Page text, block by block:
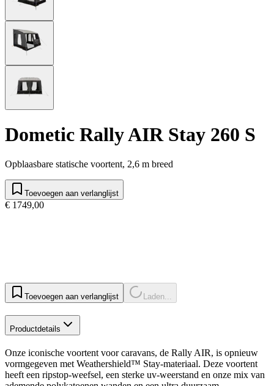
Dometic Rally AIR Stay 260 S
Opblaasbare statische voortent, 2,6 m breed
Toevoegen aan verlanglijst
€ 1749,00
Toevoegen aan verlanglijst Laden...
Productdetails
Onze iconische voortent voor caravans, de Rally AIR, is opnieuw
vormgegeven met Weathershield™ Stay-materiaal. Deze voortent
heeft een ripstop-weefsel, een sterke uv-weerstand en onze mix van